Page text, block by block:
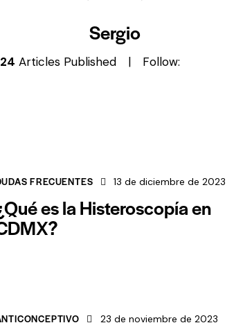
Sergio
24 Articles Published Follow:
FRECUENTES 13 de diciembre de 2023
es la Histeroscopía en
23 de noviembre de 2023